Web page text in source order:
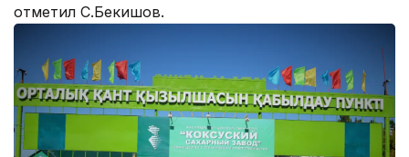
отметил С.Бекишов.